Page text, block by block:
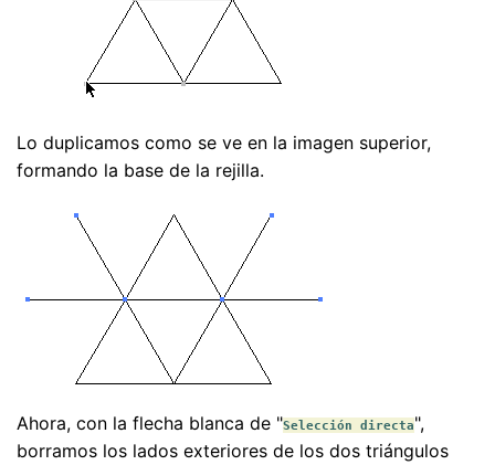
Lo duplicamos como se ve en la imagen superior,
formando la base de la rejilla.
Ahora, con la flecha blanca de "Selección directa",
borramos los lados exteriores de los dos triángulos